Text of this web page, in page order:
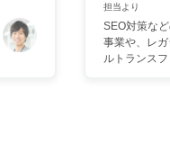
担当より
SEO対策な
事業や、レ
ルトランス